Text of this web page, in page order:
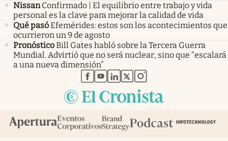
Nissan Confirmado | El equilibrio entre trabajo y vida
personal es la clave para mejorar la calidad de vida
Qué pasóEfemérides: estos son los acontecimientos que
ocurrieron un 9 de agosto
PronósticoBill Gates habló sobre la Tercera Guerra
Mundial. Advirtió que no será nuclear, sino que “escalará
a una nueva dimensión”
abre en nueva pestaña
abre en nueva pestaña
abre en nueva pestaña
abre en nueva pestaña
abre en nueva pestaña